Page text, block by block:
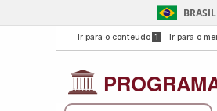
BRASIL
Ir para o conteúdo 1 Ir para o